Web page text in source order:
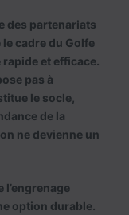
des partenariats
cadre du Golfe
et efficace.
pas à
le socle,
de la
ne devienne un
l’engrenage
option durable.